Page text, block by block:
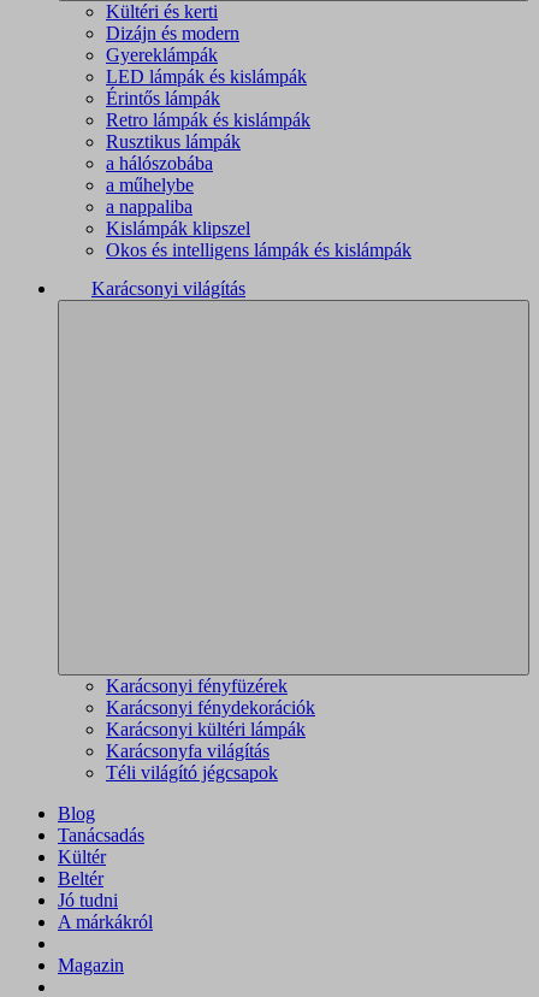
Kültéri és kerti
Dizájn és modern
Gyereklámpák
LED lámpák és kislámpák
Érintős lámpák
Retro lámpák és kislámpák
Rusztikus lámpák
a hálószobába
a műhelybe
a nappaliba
Kislámpák klipszel
Okos és intelligens lámpák és kislámpák
Karácsonyi világítás
Karácsonyi fényfüzérek
Karácsonyi fénydekorációk
Karácsonyi kültéri lámpák
Karácsonyfa világítás
Téli világító jégcsapok
Blog
Tanácsadás
Kültér
Beltér
Jó tudni
A márkákról
Magazin